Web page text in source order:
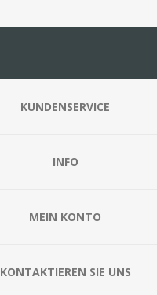
KUNDENSERVICE
INFO
MEIN KONTO
KONTAKTIEREN SIE UNS